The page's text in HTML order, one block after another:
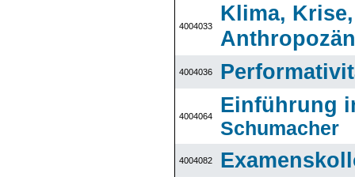
4004033
Klima,
Anthropozän
4004036
4004064 Einführung
Schumacher
4004082